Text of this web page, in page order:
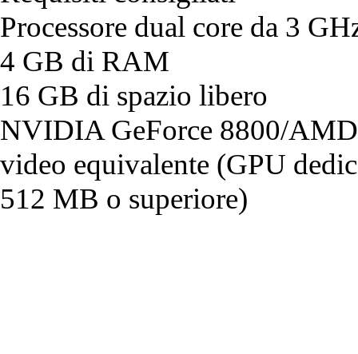
Processore dual core da 3
4 GB di RAM
16 GB di spazio libero
NVIDIA GeForce 8800/AMD
video equivalente (GPU
512 MB o superiore)